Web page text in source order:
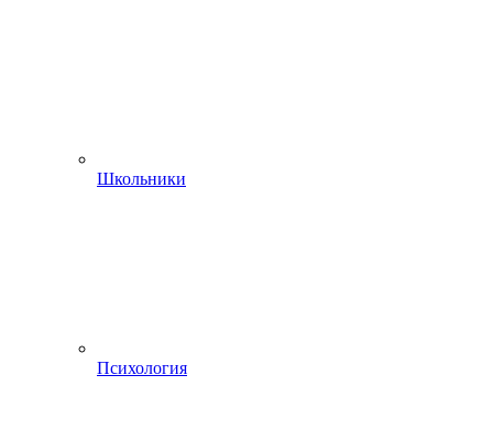
Школьники
Психология